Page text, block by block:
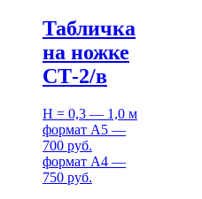
Табличка
на ножке
СТ-2/в
H = 0,3 — 1,0 м
формат А5 —
700 руб.
формат А4 —
750 руб.